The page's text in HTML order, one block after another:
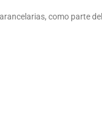
como parte